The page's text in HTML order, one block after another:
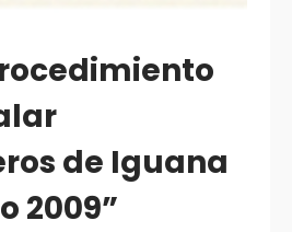
de Iguana
2009”